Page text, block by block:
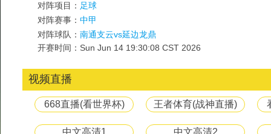
对阵项目： 足球
对阵赛事： 中甲
对阵球队： 南通支云vs延边龙鼎
开赛时间：Sun Jun 14 19:30:08 CST 2026
视频直播
668直播(看世界杯) 王者体育(战神直播)
中文高清1 中文高清2